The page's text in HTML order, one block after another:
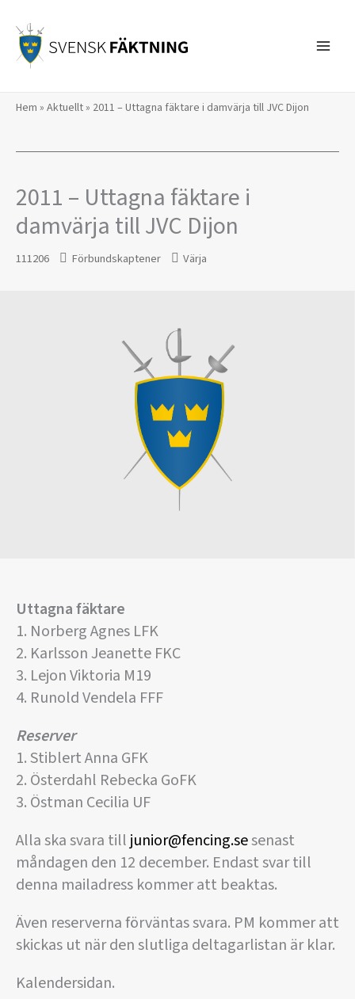
innehåll
Hem » Aktuellt» 2011 – Uttagna fäktare i damvärja till JVC Dijon
2011 – Uttagna fäktare i
damvärja till JVC Dijon
111206 Förbundskaptener Värja
Uttagna fäktare
1. Norberg Agnes LFK
2. Karlsson Jeanette FKC
3. Lejon Viktoria M19
4. Runold Vendela FFF
Reserver
1. Stiblert Anna GFK
2. Österdahl Rebecka GoFK
3. Östman Cecilia UF
Alla ska svara till junior@fencing.sesenast
måndagen den 12 december. Endast svar till
denna mailadress kommer att beaktas.
Även reserverna förväntas svara. PM kommer att
skickas ut när den slutliga deltagarlistan är klar.
Kalendersidan.